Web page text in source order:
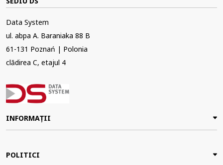
Data System
ul. abpa A. Baraniaka 88 B
61-131 Poznań | Polonia
clădirea C, etajul 4
INFORMAȚII
POLITICI